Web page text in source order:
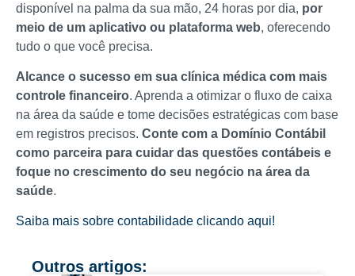
disponível na palma da sua mão, 24 horas por dia, por
meio de um aplicativo ou plataforma web, oferecendo
tudo o que você precisa.
Alcance o sucesso em sua clínica médica com mais
controle financeiro. Aprenda a otimizar o fluxo de caixa
na área da saúde e tome decisões estratégicas com base
em registros precisos. Conte com a Domínio Contábil
como parceira para cuidar das questões contábeis e
foque no crescimento do seu negócio na área da
saúde.
Saiba mais sobre contabilidade clicando aqui!
Outros artigos: